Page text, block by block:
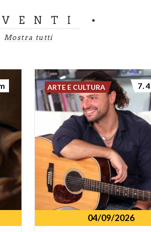
Mostra tutti
04/09/2026
ARTE E CULTURA